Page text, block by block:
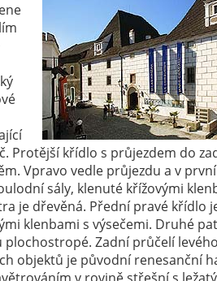
Protější křídlo s průjezdem do
Vpravo vedle průjezdu a v
sály, klenuté křížovými
je dřevěná. Přední pravé křídlo
klenbami s výsečemi. Druhé
Zadní průčelí
objektů je původní renesanční